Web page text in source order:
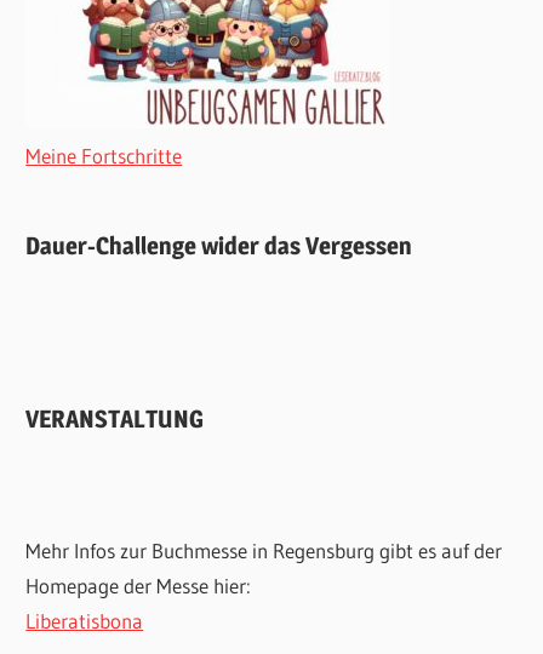
Meine Fortschritte
Dauer-Challenge wider das Vergessen
VERANSTALTUNG
Mehr Infos zur Buchmesse in Regensburg gibt es auf der
Homepage der Messe hier:
Liberatisbona